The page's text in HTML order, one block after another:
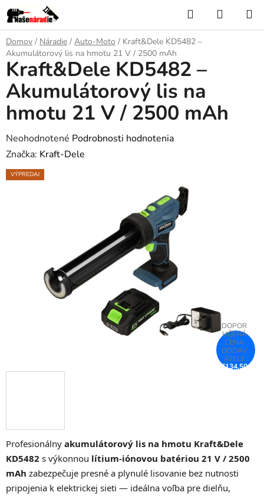
Prejsť
na
obsah
Hľadať
KOŠÍK
Domov / Náradie / Auto-Moto / Kraft&Dele KD5482 –
Akumulátorový lis na hmotu 21 V / 2500 mAh
Profesionálny akumulátorový lis na hmotu Kraft&Dele
KD5482 s výkonnou lítium-iónovou batériou 21 V / 2500
mAh zabezpečuje presné a plynulé lisovanie bez nutnosti
pripojenia k elektrickej sieti — ideálna voľba pre dielňu,
Kraft&Dele KD5482 –
Akumulátorový lis na
hmotu 21 V / 2500 mAh
Priemerné
hodnotenie
produktu
Neohodnotené Podrobnosti hodnotenia
Značka: Kraft-Dele
VÝPREDAJ
€134,50